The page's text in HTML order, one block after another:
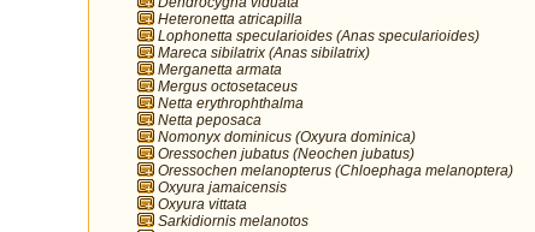
Heteronetta atricapilla
Lophonetta specularioides (Anas specularioides)
Mareca sibilatrix (Anas sibilatrix)
Merganetta armata
Mergus octosetaceus
Netta erythrophthalma
Netta peposaca
Nomonyx dominicus (Oxyura dominica)
Oressochen jubatus (Neochen jubatus)
Oressochen melanopterus (Chloephaga melanoptera)
Oxyura jamaicensis
Oxyura vittata
Sarkidiornis melanotos